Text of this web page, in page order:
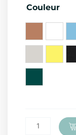
Couleur
100%
COTON